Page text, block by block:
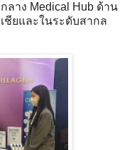
ลาง Medical Hub ด้าน
ชียและในระดับสากล